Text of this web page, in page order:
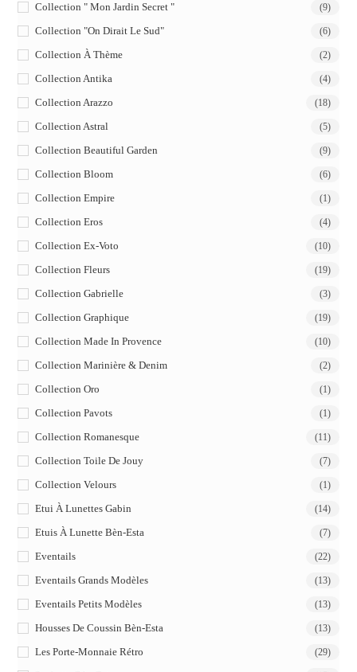
Collection " Mon Jardin Secret " (9)
Collection "On Dirait Le Sud" (6)
Collection À Thème (2)
Collection Antika (4)
Collection Arazzo (18)
Collection Astral (5)
Collection Beautiful Garden (9)
Collection Bloom (6)
Collection Empire (1)
Collection Eros (4)
Collection Ex-Voto (10)
Collection Fleurs (19)
Collection Gabrielle (3)
Collection Graphique (19)
Collection Made In Provence (10)
Collection Marinière & Denim (2)
Collection Oro (1)
Collection Pavots (1)
Collection Romanesque (11)
Collection Toile De Jouy (7)
Collection Velours (1)
Etui À Lunettes Gabin (14)
Etuis À Lunette Bèn-Esta (7)
Eventails (22)
Eventails Grands Modèles (13)
Eventails Petits Modèles (13)
Housses De Coussin Bèn-Esta (13)
Les Porte-Monnaie Rétro (29)